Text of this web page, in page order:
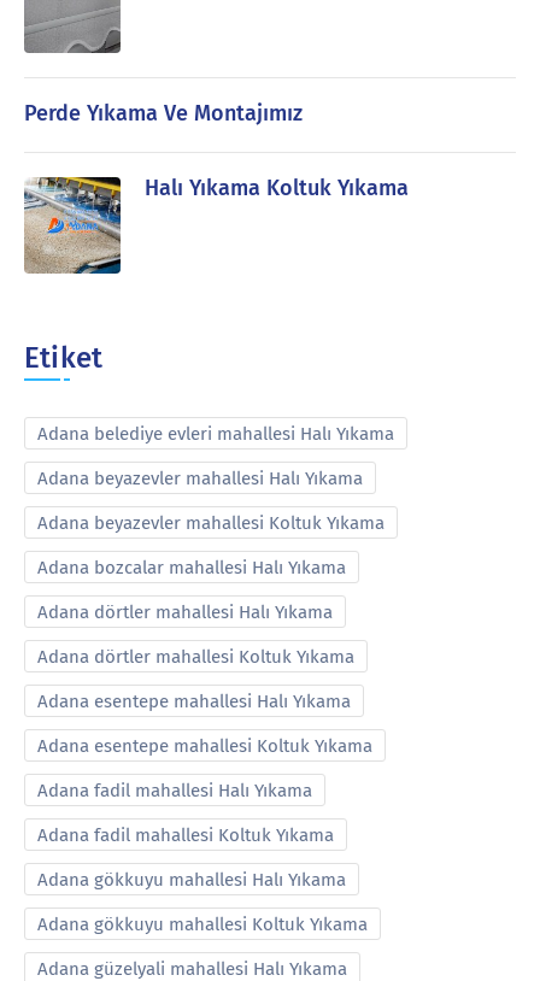
Perde Yıkama Ve Montajımız
Halı Yıkama Koltuk Yıkama
Etiket
Adana belediye evleri mahallesi Halı Yıkama
Adana beyazevler mahallesi Halı Yıkama
Adana beyazevler mahallesi Koltuk Yıkama
Adana bozcalar mahallesi Halı Yıkama
Adana dörtler mahallesi Halı Yıkama
Adana dörtler mahallesi Koltuk Yıkama
Adana esentepe mahallesi Halı Yıkama
Adana esentepe mahallesi Koltuk Yıkama
Adana fadil mahallesi Halı Yıkama
Adana fadil mahallesi Koltuk Yıkama
Adana gökkuyu mahallesi Halı Yıkama
Adana gökkuyu mahallesi Koltuk Yıkama
Adana güzelyali mahallesi Halı Yıkama